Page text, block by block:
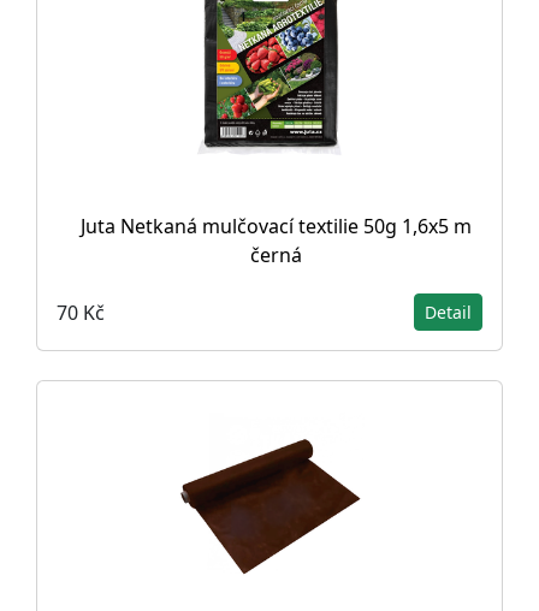
Juta Netkaná mulčovací textilie 50g 1,6x5 m
černá
70 Kč Detail